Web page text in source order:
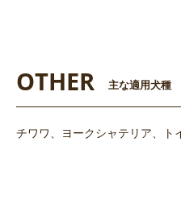
OTHER 主な適用犬種
チワワ、ヨークシャテリア、ト